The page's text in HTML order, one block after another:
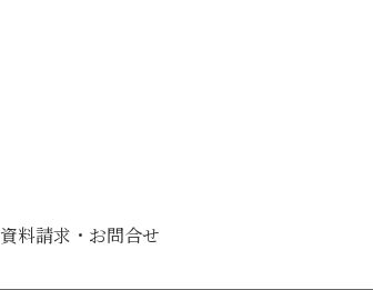
資料請求・お問合せ